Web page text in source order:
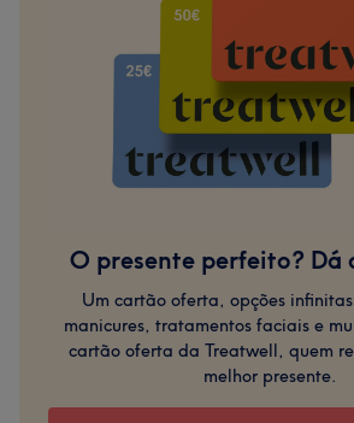
O presente perfeito? Dá
Um cartão oferta, opções
manicures, tratamentos faciais e
cartão oferta da Treatwell, quem
melhor presente.